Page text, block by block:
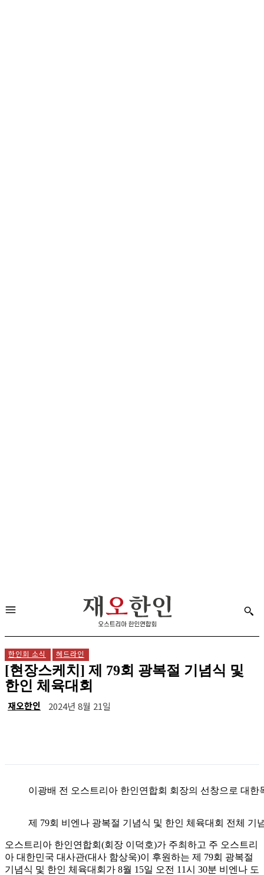
한인회 소식 헤드라인
[현장스케치] 제 79회 광복절 기념식 및
한인 체육대회
재오한인 2024년 8월 21일
이광배 전 오스트리아 한인연합회 회장의 선창으로 대
제 79회 비엔나 광복절 기념식 및 한인 체육대회 전체 기
오스트리아 한인연합회(회장 이덕호)가 주최하고 주 오스트리
아 대한민국 대사관(대사 함상욱)이 후원하는 제 79회 광복절
기념식 및 한인 체육대회가 8월 15일 오전 11시 30분 비엔나 도